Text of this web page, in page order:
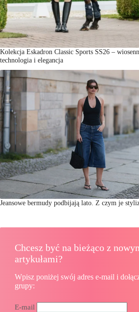
Kolekcja Eskadron Classic Sports SS26 –
technologia i elegancja
Jeansowe bermudy podbijają lato. Z czym je
Chcesz być na bieżąco z
artykułami?
Wpisz poniżej swój adres e-mail i
grupy:
E-mail